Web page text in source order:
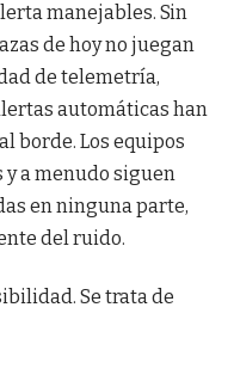
manejables. Sin
de hoy no juegan
de telemetría,
automáticas han
borde. Los equipos
a menudo siguen
en ninguna parte,
del ruido.
Se trata de